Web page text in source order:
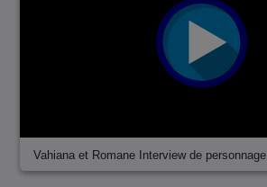
Vahiana et Romane Interview de personnage